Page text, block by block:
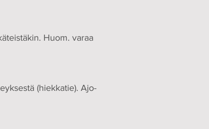
Huom. varaa
(hiekkatie). Ajo-